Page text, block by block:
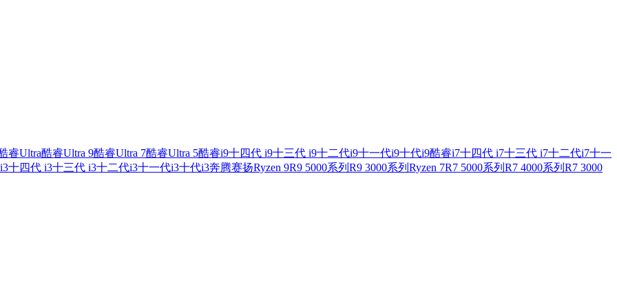
睿Ultra酷睿Ultra 9酷睿Ultra 7酷睿Ultra 5酷睿i9十四代 i9十三代 i9十二代i9十一代i9十代i9酷睿i7十四代 i7十三代 i7十二代i7十一
十四代 i3十三代 i3十二代i3十一代i3十代i3奔腾赛扬Ryzen 9R9 5000系列 R9 3000系列 Ryzen 7R7 5000系列 R7 4000系列 R7 3000